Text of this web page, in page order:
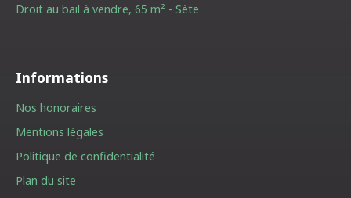
Droit au bail à vendre, 65 m² - Sète
Informations
Nos honoraires
Mentions légales
Politique de confidentialité
Plan du site